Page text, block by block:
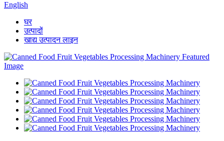
English
घर
उत्पादों
खाद्य उत्पादन लाइन